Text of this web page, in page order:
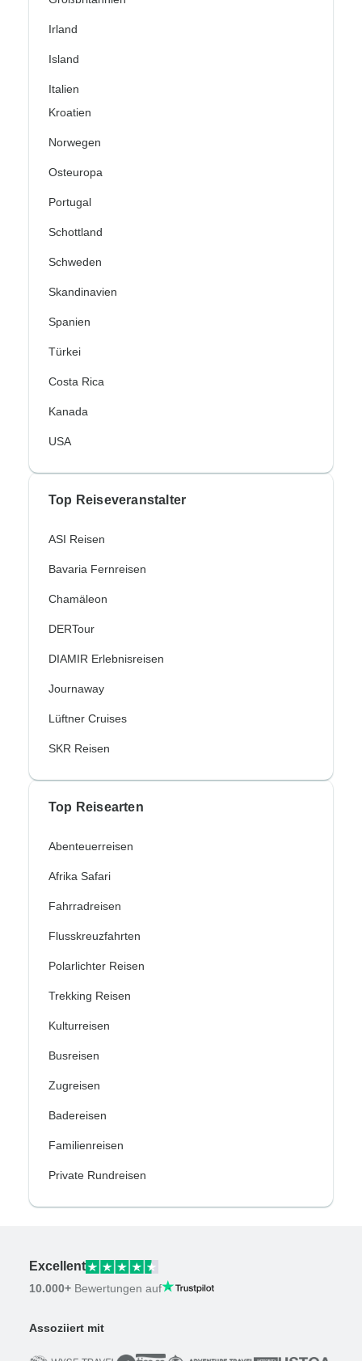
Irland
Island
Italien
Kroatien
Norwegen
Osteuropa
Portugal
Schottland
Schweden
Skandinavien
Spanien
Türkei
Costa Rica
Kanada
USA
Top Reiseveranstalter
ASI Reisen
Bavaria Fernreisen
Chamäleon
DERTour
DIAMIR Erlebnisreisen
Journaway
Lüftner Cruises
SKR Reisen
Top Reisearten
Abenteuerreisen
Afrika Safari
Fahrradreisen
Flusskreuzfahrten
Polarlichter Reisen
Trekking Reisen
Kulturreisen
Busreisen
Zugreisen
Badereisen
Familienreisen
Private Rundreisen
Excellent
10.000+ Bewertungen auf
Assoziiert mit